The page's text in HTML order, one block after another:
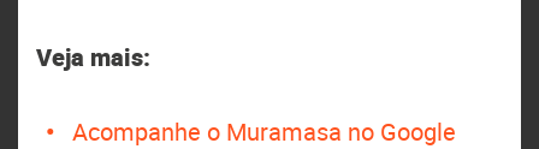
Veja mais:
Acompanhe o Muramasa no Google